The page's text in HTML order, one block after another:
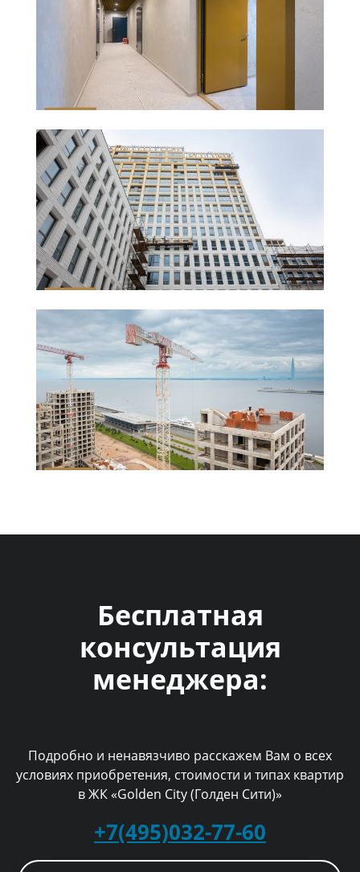
Бесплатная
консультация
менеджера:
Подробно и ненавязчиво расскажем Вам о всех
условиях приобретения, стоимости и типах квартир
в ЖК «Golden City (Голден Сити)»
+7(495)032-77-60